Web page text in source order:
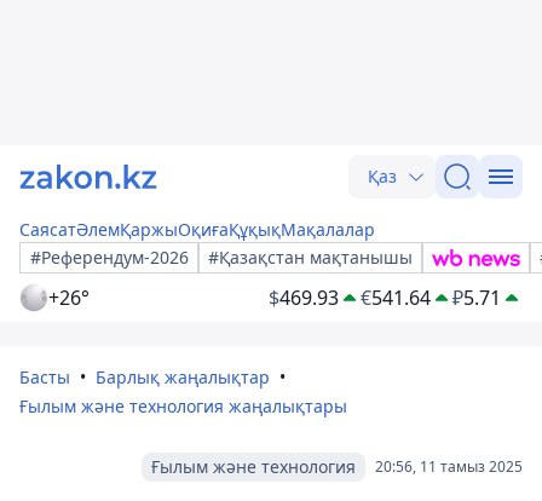
Қаз
СаясатӘлемҚаржыОқиғаҚұқықМақалалар
#Референдум-2026
#Қазақстан мақтанышы
+26° $469.93 €541.64 ₽5.71
Басты
Барлық жаңалықтар
Ғылым және технология жаңалықтары
20:56, 11 тамыз 2025
Ғылым және технология